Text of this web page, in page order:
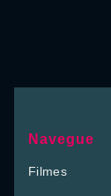
Navegue
Filmes